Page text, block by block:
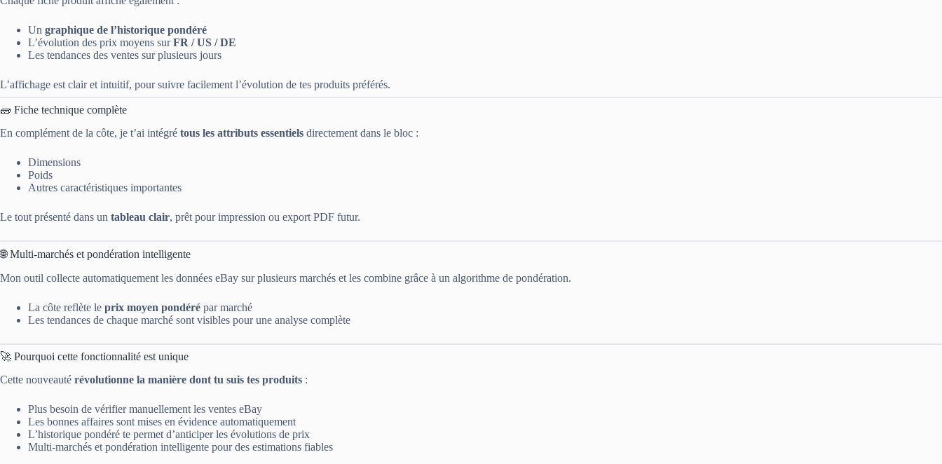
Un graphique de l’historique pondéré
L’évolution des prix moyens surFR / US / DE
Les tendances des ventes sur plusieurs jours
L’affichage est clair et intuitif, pour suivre facilement l’évolution de tes produits préférés.
🧱 Fiche technique complète
En complément de la côte, je t’ai intégré tous les attributs essentiels directement dans le bloc :
Dimensions
Poids
Autres caractéristiques importantes
Le tout présenté dans un tableau clair, prêt pour impression ou export PDF futur.
🌐 Multi-marchés et pondération intelligente
Mon outil collecte automatiquement les données eBay sur plusieurs marchés et les combine grâce à un algorithme de pondération.
La côte reflète le prix moyen pondéré par marché
Les tendances de chaque marché sont visibles pour une analyse complète
🚀 Pourquoi cette fonctionnalité est unique
Cette nouveauté révolutionne la manière dont tu suis tes produits :
Plus besoin de vérifier manuellement les ventes eBay
Les bonnes affaires sont mises en évidence automatiquement
L’historique pondéré te permet d’anticiper les évolutions de prix
Multi-marchés et pondération intelligente pour des estimations fiables